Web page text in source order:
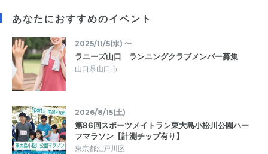
あなたにおすすめのイベント
2025/11/5(水) 〜
ラニーズ山口 ランニングクラブメンバー募集
山口県山口市
2026/8/15(土)
第86回スポーツメイトラン東大島小松川公園ハー
フマラソン【計測チップ有り】
東京都江戸川区